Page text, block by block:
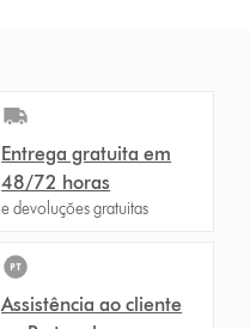
Entrega gratuita em
48/72 horas
e devoluções gratuitas
Assistência ao cliente